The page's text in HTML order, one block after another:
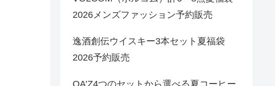
2026メンズファッション予約販売
逸酒創伝ウイスキー3本セット夏福袋
2026予約販売
OA’Z4つのセットから選べる夏コーヒー